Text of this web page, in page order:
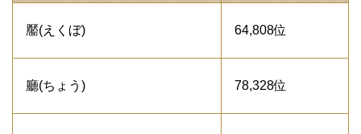
靨(えくぼ) 64,808位
廳(ちょう) 78,328位